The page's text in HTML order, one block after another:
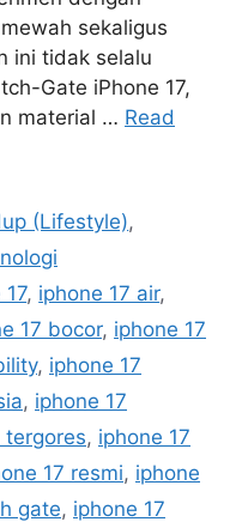
sekaligus
ini tidak selalu
Gate iPhone 17,
material … Read
(Lifestyle),
, iphone 17 air,
17 bocor, iphone 17
, iphone 17
, iphone 17
tergores, iphone 17
17 resmi, iphone
gate, iphone 17